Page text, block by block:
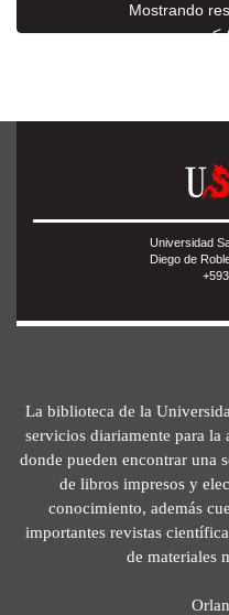
Mostrando
<
Universidad
Diego de
La biblioteca de la
servicios diariamente para la
donde pueden encontrar una
de libros impresos y
conocimiento, además
importantes revistas
de materiales